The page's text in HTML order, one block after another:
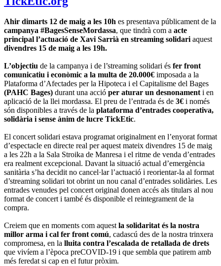
Ahir dimarts 12 de maig a les 10h es presentava públicament de la
campanya #BagesSenseMordassa, que tindrà com a acte
principal l’actuació de Xavi Sarrià en streaming solidariaquest
divendres 15 de maig a les 19h.
L’objectiu de la campanya i de l’streaming solidari és fer front
comunicatiu i econòmic a la multa de 20.000€ imposada a la
Plataforma d’Afectades per la Hipoteca i el Capitalisme del Bages
(PAHC Bages) durant una acció per aturar un desnonamenti en
aplicació de la llei mordassa. El preu de l’entrada és de 3€ i només
són disponibles a través de la plataforma d’entrades cooperativa,
solidària i sense ànim de lucre TickEtic.
El concert solidari estava programat originalment en l’enyorat format
d’espectacle en directe real per aquest mateix divendres 15 de maig
a les 22h a la Sala Stroika de Manresa i el ritme de venda d’entrades
era realment excepcional. Davant la situació actual d’emergència
sanitària s’ha decidit no cancel·lar l’actuació i reorientar-la al format
d’streaming solidari tot obrint un nou canal d’entrades solidàries. Les
entrades venudes pel concert original donen accés als titulars al nou
format de concert i també és disponible el reintegrament de la
compra.
Creiem que en moments com aquestla solidaritat és la nostra
millor arma i cal fer front comú, cadascú des de la nostra trinxera
compromesa, en la lluita contra l’escalada de retallada de drets
que vivíem a l’època preCOVID-19 i que sembla que patirem amb
més feredat si cap en el futur pròxim.